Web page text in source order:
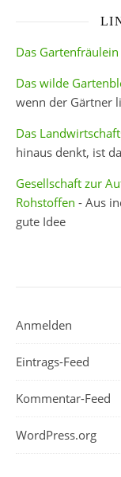
Das Gartenfräulein
Das wilde
wenn der Gärtner
Das
hinaus denkt, ist
Gesellschaft zur
Rohstoffen - Aus
gute Idee
Anmelden
Eintrags-Feed
Kommentar-Feed
WordPress.org